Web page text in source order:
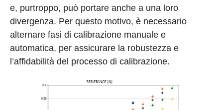
e, purtroppo, può portare anche a una loro
divergenza. Per questo motivo, è necessario
alternare fasi di calibrazione manuale e
automatica, per assicurare la robustezza e
l’affidabilità del processo di calibrazione.